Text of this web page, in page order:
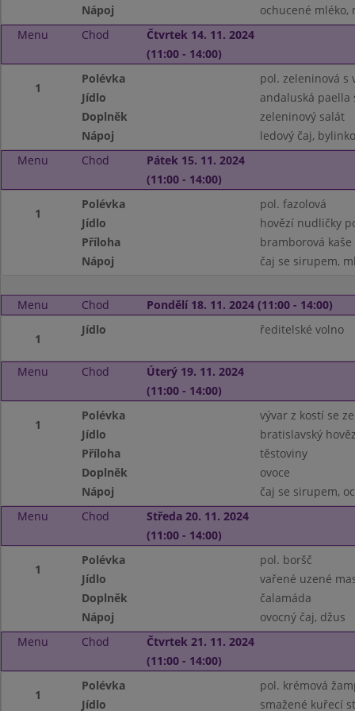
Nápoj
ochucené
Menu
Chod
Čtvrtek 14. 11. 2024
(11:00 - 14:00)
1
Polévka
pol. zeleninová s
Jídlo
andaluská paella
Doplněk
zeleninový salát
Nápoj
ledový čaj,
Menu
Chod
Pátek 15. 11. 2024
(11:00 - 14:00)
1
Polévka
pol. fazolová
Jídlo
hovězí nudličky
Příloha
bramborová kaše
Nápoj
čaj se sirupem,
Menu Chod Pondělí 18. 11. 2024 (11:00 - 14:00)
1
Jídlo ředitelské volno
Menu Chod
Úterý 19. 11. 2024
(11:00 - 14:00)
1
Polévka
vývar z kostí se
Jídlo
bratislavský
Příloha
těstoviny
Doplněk
ovoce
Nápoj
čaj se sirupem,
Menu
Chod
Středa 20. 11. 2024
(11:00 - 14:00)
1
Polévka
pol. boršč
Jídlo
vařené uzené
Doplněk
čalamáda
Nápoj
ovocný čaj, džus
Menu
Chod
Čtvrtek 21. 11. 2024
(11:00 - 14:00)
1
Polévka
pol. krémová
Jídlo
smažené kuřecí